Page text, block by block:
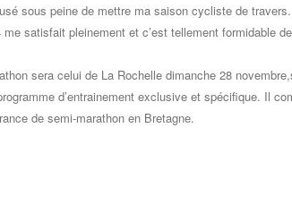
sous peine de mettre ma saison cycliste de travers.
satisfait pleinement et c’est tellement formidable
sera celui de La Rochelle dimanche 28
d’entrainement exclusive et spécifique. Il
de semi-marathon en Bretagne.